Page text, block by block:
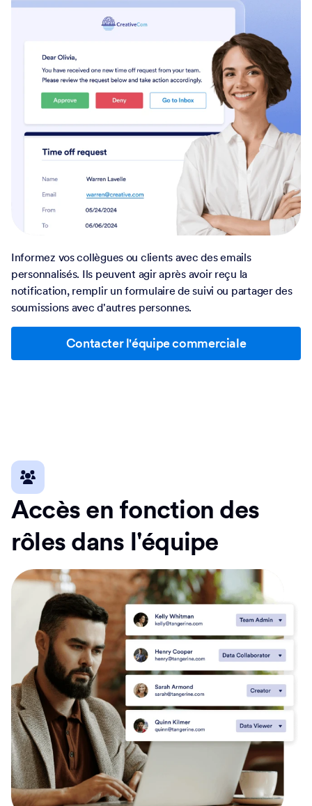
Informez vos collègues ou clients avec des emails
personnalisés. Ils peuvent agir après avoir reçu la
notification, remplir un formulaire de suivi ou partager des
soumissions avec d'autres personnes.
Contacter l'équipe commerciale
Accès en fonction des
rôles dans l'équipe